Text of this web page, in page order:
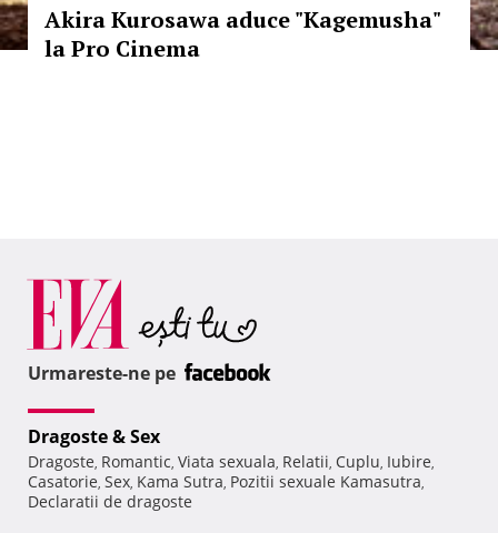
Akira Kurosawa aduce "Kagemusha"
la Pro Cinema
Urmareste-ne pe
Dragoste & Sex
Dragoste, Romantic, Viata sexuala, Relatii, Cuplu, Iubire,
Casatorie, Sex, Kama Sutra, Pozitii sexuale Kamasutra,
Declaratii de dragoste